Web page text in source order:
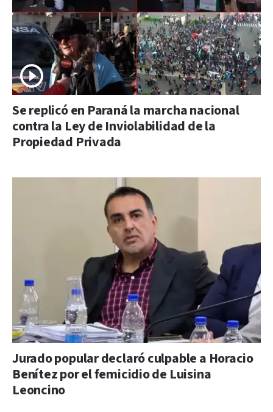
Se replicó en Paraná la marcha nacional
contra la Ley de Inviolabilidad de la
Propiedad Privada
Jurado popular declaró culpable a Horacio
Benítez por el femicidio de Luisina
Leoncino